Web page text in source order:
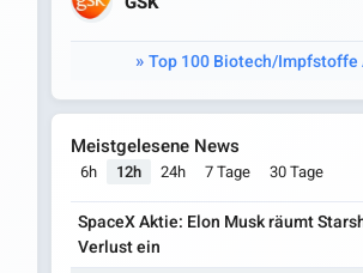
Top 100 Biotech/Impfstoffe
Meistgelesene News
6h 12h 24h 7 Tage 30 Tage
SpaceX Aktie: Elon Musk räumt
Verlust ein